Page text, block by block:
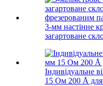
3-мм настінне
загартоване
Індивідуальне
15 Ом 200 Å для